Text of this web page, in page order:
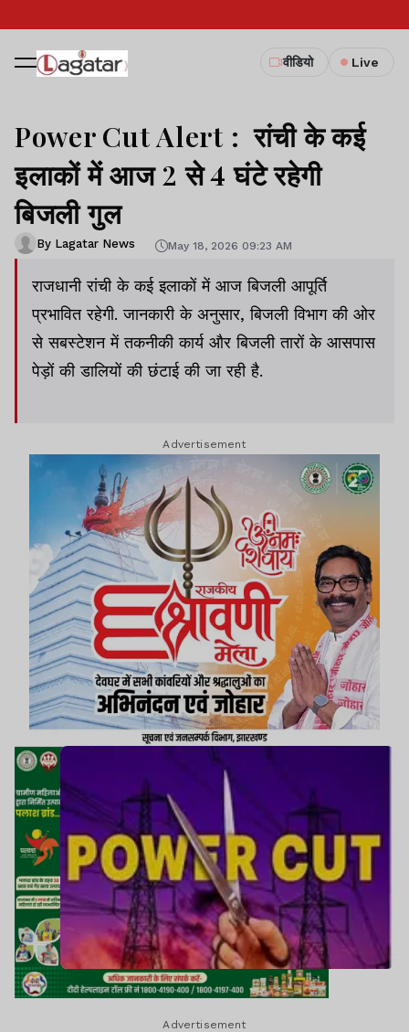
वीडियो Live
Power Cut Alert : रांची के कई
इलाकों में आज 2 से 4 घंटे रहेगी
बिजली गुल
By Lagatar News May 18, 2026 09:23 AM
राजधानी रांची के कई इलाकों में आज बिजली आपूर्ति
प्रभावित रहेगी. जानकारी के अनुसार, बिजली विभाग की ओर
से सबस्टेशन में तकनीकी कार्य और बिजली तारों के आसपास
पेड़ों की डालियों की छंटाई की जा रही है.
Advertisement
Advertisement